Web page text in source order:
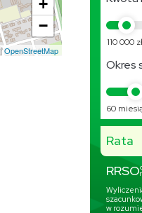
+
−
OpenStreetMap